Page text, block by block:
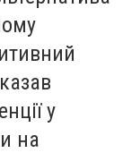
у
на